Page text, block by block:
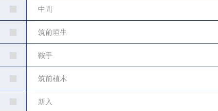
中間
筑前垣生
鞍手
筑前植木
新入